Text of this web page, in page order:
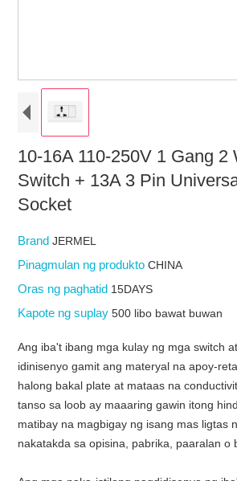
10-16A 110-250V 1 Gang 2
Switch + 13A 3 Pin
Socket
BrandJERMEL
Pinagmulan ng produktoCHINA
Oras ng paghatid 15DAYS
Kapote ng suplay500 libo bawat buwan
Ang iba't ibang mga kulay ng mga switch
idinisenyo gamit ang materyal na apoy-
halong bakal plate at mataas na
tanso sa loob ay maaaring gawin itong
matibay na magbigay ng isang mas ligtas
nakatakda sa opisina, pabrika, paaralan o